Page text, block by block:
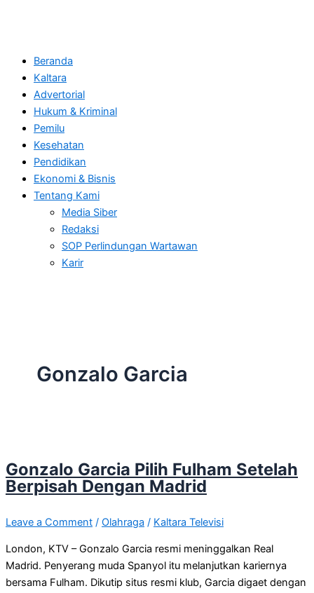
Beranda
Kaltara
Advertorial
Hukum & Kriminal
Pemilu
Kesehatan
Pendidikan
Ekonomi & Bisnis
Tentang Kami
Media Siber
Redaksi
SOP Perlindungan Wartawan
Karir
Gonzalo Garcia
Gonzalo Garcia Pilih Fulham Setelah
Berpisah Dengan Madrid
Leave a Comment / Olahraga / Kaltara Televisi
London, KTV – Gonzalo Garcia resmi meninggalkan Real
Madrid. Penyerang muda Spanyol itu melanjutkan kariernya
bersama Fulham. Dikutip situs resmi klub, Garcia digaet dengan